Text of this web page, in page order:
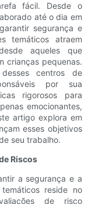
fácil. Desde o
até o dia em
segurança e
temáticos atraem
aqueles que
crianças pequenas.
centros de
​​por sua
rigorosos para
emocionantes,
artigo explora em
esses objetivos
seu trabalho.
Riscos
a segurança e a
reside no
de risco